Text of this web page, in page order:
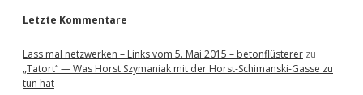
Letzte Kommentare
Lass mal netzwerken – Links vom 5. Mai 2015 – betonflüsterer zu
„Tatort“ — Was Horst Szymaniak mit der Horst-Schimanski-Gasse zu
tun hat